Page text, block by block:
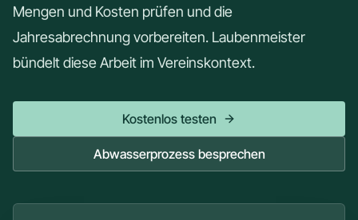
Mengen und Kosten prüfen und die
Jahresabrechnung vorbereiten. Laubenmeister
bündelt diese Arbeit im Vereinskontext.
Kostenlos testen
Abwasserprozess besprechen